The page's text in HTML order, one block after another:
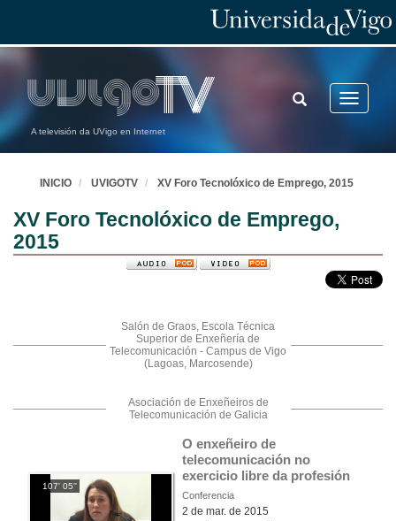
A televisión da UVigo en Internet
Toggle
TOGGLE
SEARCH
INICIO UVIGOTV XV Foro Tecnolóxico de Emprego, 2015
XV Foro Tecnolóxico de Emprego,
2015
Salón de Graos, Escola Técnica
Superior de Enxeñería de
Telecomunicación - Campus de Vigo
(Lagoas, Marcosende)
Asociación de Enxeñeiros de
Telecomunicación de Galicia
107' 05''
O enxeñeiro de
telecomunicación no
exercicio libre da profesión
Conferencia
2 de mar. de 2015